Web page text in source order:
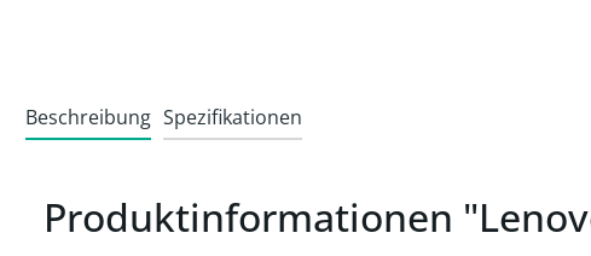
Beschreibung Spezifikationen
Produktinformationen